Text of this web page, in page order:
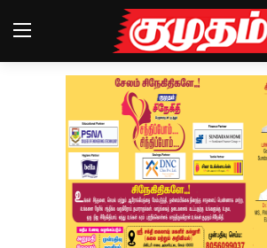
Magazines